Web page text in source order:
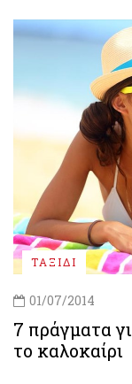
ΤΑΞΙΔΙ
01/07/2014
7 πράγματα
το καλοκαίρι